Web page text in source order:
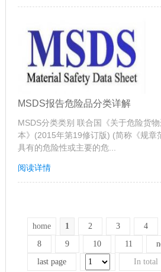
MSDS报告危险品分类详解
MSDS分类类别 联合国《关于危险货
本》(2015年第19修订版) (简称《规章
具有的危险性或主要的危...
阅读详情
home 1 2 3 4
8
9 10 11
last page
In total